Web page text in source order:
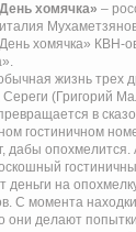
хомячка» –
хомячка» КВН-
жизнь трех
Сереги (Григорий
в
гостиничном
дабы
деньги на
С момента
они делают